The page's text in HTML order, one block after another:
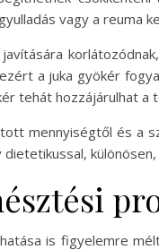
vagy a reuma
a juka gyökér
tehát hozzájárulhat a
mennyiségtől és a
is figyelemre